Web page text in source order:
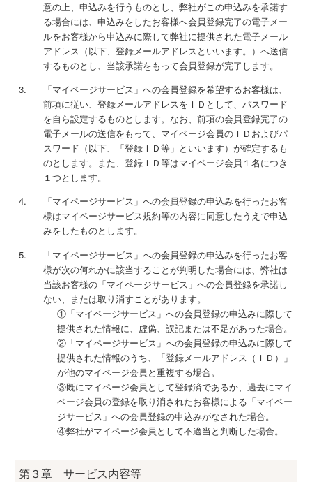
意の上、申込みを行うものとし、弊社がこの申込みを承諾す
る場合には、申込みをしたお客様へ会員登録完了の電子メー
ルをお客様から申込みに際して弊社に提供された電子メール
アドレス（以下、登録メールアドレスといいます。）へ送信
するものとし、当該承諾をもって会員登録が完了します。
「マイページサービス」への会員登録を希望するお客様は、
前項に従い、登録メールアドレスをＩＤとして、パスワード
を自ら設定するものとします。なお、前項の会員登録完了の
電子メールの送信をもって、マイページ会員のＩＤおよびパ
スワード（以下、「登録ＩＤ等」といいます）が確定するも
のとします。また、登録ＩＤ等はマイページ会員１名につき
１つとします。
「マイページサービス」への会員登録の申込みを行ったお客
様はマイページサービス規約等の内容に同意したうえで申込
みをしたものとします。
「マイページサービス」への会員登録の申込みを行ったお客
様が次の何れかに該当することが判明した場合には、弊社は
当該お客様の「マイページサービス」への会員登録を承諾し
ない、または取り消すことがあります。
①「マイページサービス」への会員登録の申込みに際して
提供された情報に、虚偽、誤記または不足があった場合。
②「マイページサービス」への会員登録の申込みに際して
提供された情報のうち、「登録メールアドレス（ＩＤ）」
が他のマイページ会員と重複する場合。
③既にマイページ会員として登録済であるか、過去にマイ
ページ会員の登録を取り消されたお客様による「マイペー
ジサービス」への会員登録の申込みがなされた場合。
④弊社がマイページ会員として不適当と判断した場合。
第３章 サービス内容等